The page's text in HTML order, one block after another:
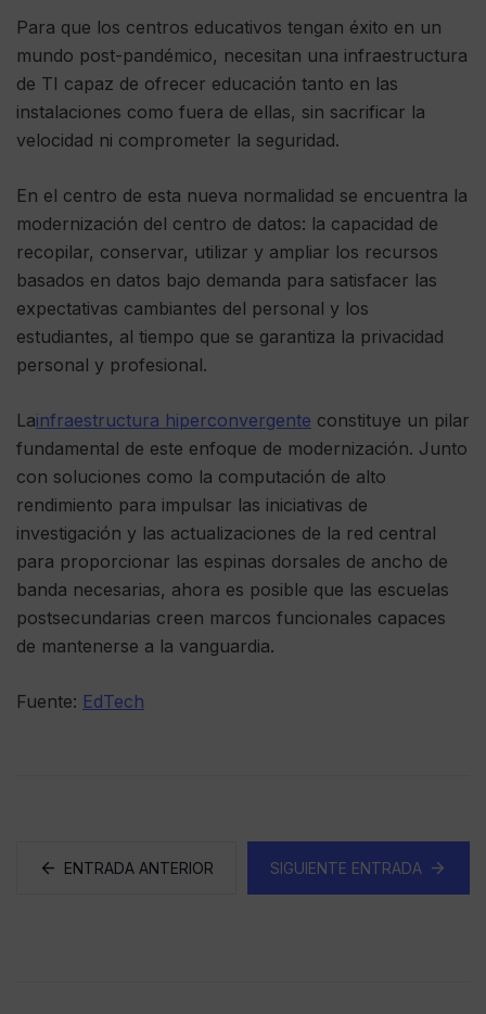
Para que los centros educativos tengan éxito en un
mundo post-pandémico, necesitan una infraestructura
de TI capaz de ofrecer educación tanto en las
instalaciones como fuera de ellas, sin sacrificar la
velocidad ni comprometer la seguridad.
En el centro de esta nueva normalidad se encuentra la
modernización del centro de datos: la capacidad de
recopilar, conservar, utilizar y ampliar los recursos
basados en datos bajo demanda para satisfacer las
expectativas cambiantes del personal y los
estudiantes, al tiempo que se garantiza la privacidad
personal y profesional.
Lainfraestructura hiperconvergente constituye un pilar
fundamental de este enfoque de modernización. Junto
con soluciones como la computación de alto
rendimiento para impulsar las iniciativas de
investigación y las actualizaciones de la red central
para proporcionar las espinas dorsales de ancho de
banda necesarias, ahora es posible que las escuelas
postsecundarias creen marcos funcionales capaces
de mantenerse a la vanguardia.
Fuente: EdTech
ENTRADA ANTERIOR SIGUIENTE ENTRADA